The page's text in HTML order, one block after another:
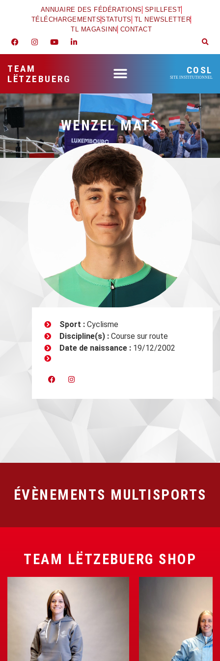
ANNUAIRE DES FÉDÉRATIONS SPILLFEST
TÉLÉCHARGEMENTSSTATUTS TL NEWSLETTER
TL MAGASINN CONTACT
TEAM
LËTZEBUERG
COSL
SITE INSTITUTIONNEL
WENZEL MATS
Sport :Cyclisme
Discipline(s) :Course sur route
Date de naissance :19/12/2002
ÉVÈNEMENTS MULTISPORTS
TEAM LËTZEBUERG SHOP